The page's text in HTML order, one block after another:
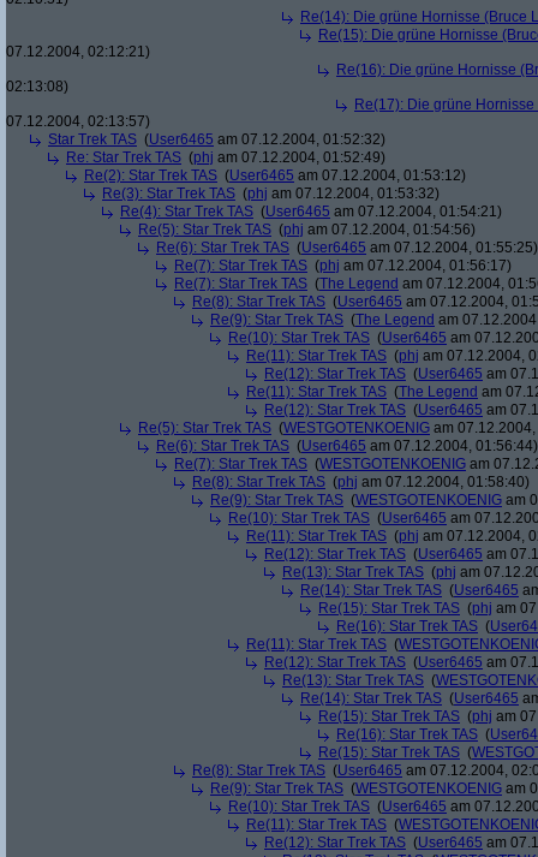
Re(14): Die grüne Hornisse (Bruce
Re(15): Die grüne Hornisse
07.12.2004, 02:12:21)
Re(16): Die grüne Hornisse
02:13:08)
Re(17): Die grüne
07.12.2004, 02:13:57)
Star Trek TAS (User6465 am 07.12.2004, 01:52:32)
Re: Star Trek TAS (phj am 07.12.2004, 01:52:49)
Re(2): Star Trek TAS (User6465 am 07.12.2004, 01:53:12)
Re(3): Star Trek TAS (phj am 07.12.2004, 01:53:32)
Re(4): Star Trek TAS (User6465 am 07.12.2004, 01:54:21)
Re(5): Star Trek TAS (phj am 07.12.2004, 01:54:56)
Re(6): Star Trek TAS (User6465 am 07.12.2004, 01:55:25)
Re(7): Star Trek TAS (phj am 07.12.2004, 01:56:17)
Re(7): Star Trek TAS (The Legend am 07.12.2004,
Re(8): Star Trek TAS (User6465 am 07.12.2004,
Re(9): Star Trek TAS (The Legend am
Re(10): Star Trek TAS (User6465 am
Re(11): Star Trek TAS (phj am 07.12.2004,
Re(12): Star Trek TAS (User6465 am
Re(11): Star Trek TAS (The Legend am
Re(12): Star Trek TAS (User6465 am
Re(5): Star Trek TAS (WESTGOTENKOENIG am
Re(6): Star Trek TAS (User6465 am 07.12.2004, 01:56:44)
Re(7): Star Trek TAS (WESTGOTENKOENIG am
Re(8): Star Trek TAS (phj am 07.12.2004, 01:58:40)
Re(9): Star Trek TAS (WESTGOTENKOENIG am
Re(10): Star Trek TAS (User6465 am
Re(11): Star Trek TAS (phj am 07.12.2004,
Re(12): Star Trek TAS (User6465 am
Re(13): Star Trek TAS (phj am
Re(14): Star Trek TAS (User6465
Re(15): Star Trek TAS (phj am
Re(16): Star Trek TAS (
Re(11): Star Trek TAS (
Re(12): Star Trek TAS (User6465 am
Re(13): Star Trek TAS (
Re(14): Star Trek TAS (User6465
Re(15): Star Trek TAS (phj am
Re(16): Star Trek TAS (
Re(15): Star Trek TAS (
Re(8): Star Trek TAS (User6465 am 07.12.2004,
Re(9): Star Trek TAS (WESTGOTENKOENIG am
Re(10): Star Trek TAS (User6465 am
Re(11): Star Trek TAS (
Re(12): Star Trek TAS (User6465 am